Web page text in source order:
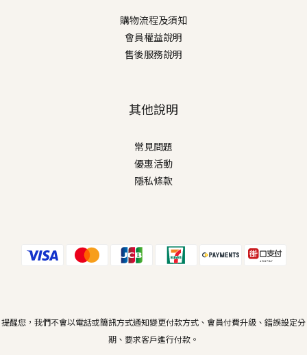
購物流程及須知
會員權益說明
售後服務說明
其他說明
常見問題
優惠活動
隱私條款
提醒您，我們不會以電話或簡訊方式通知變更付款方式、會員付費升級、錯誤設定分
期、要求客戶進行付款。